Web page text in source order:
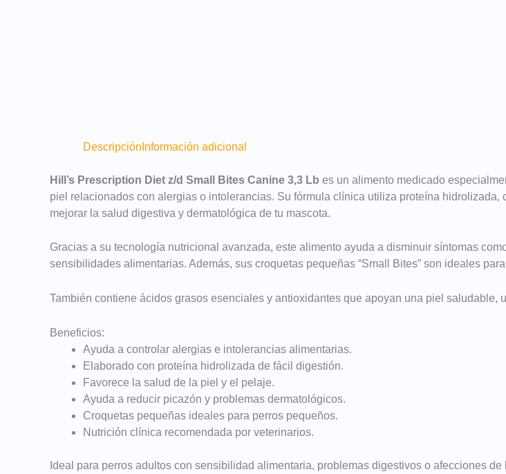
Descripción Información adicional
Hill’s Prescription Diet z/d Small Bites Canine 3,3 Lb es un alimento medicado
piel relacionados con alergias o intolerancias. Su fórmula clínica utiliza proteína
mejorar la salud digestiva y dermatológica de tu mascota.
Gracias a su tecnología nutricional avanzada, este alimento ayuda a disminuir síntomas
sensibilidades alimentarias. Además, sus croquetas pequeñas “Small Bites” son ideales
También contiene ácidos grasos esenciales y antioxidantes que apoyan una piel
Beneficios:
Ayuda a controlar alergias e intolerancias alimentarias.
Elaborado con proteína hidrolizada de fácil digestión.
Favorece la salud de la piel y el pelaje.
Ayuda a reducir picazón y problemas dermatológicos.
Croquetas pequeñas ideales para perros pequeños.
Nutrición clínica recomendada por veterinarios.
Ideal para perros adultos con sensibilidad alimentaria, problemas digestivos o afecciones